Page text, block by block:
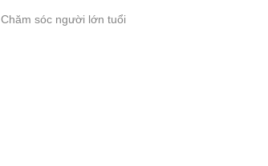
Chăm sóc người lớn tuổi